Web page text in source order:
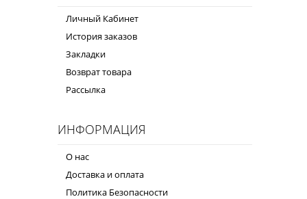
Личный Кабинет
История заказов
Закладки
Возврат товара
Рассылка
ИНФОРМАЦИЯ
О нас
Доставка и оплата
Политика Безопасности